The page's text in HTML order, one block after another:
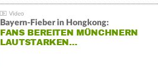
Bayern-Fieber in Hongkong:
FANS BEREITEN MÜNCHNERN
LAUTSTARKEN…